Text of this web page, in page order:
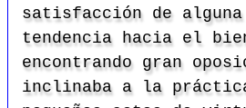
satisfacción de
tendencia hacia el
encontrando gran
inclinaba a la